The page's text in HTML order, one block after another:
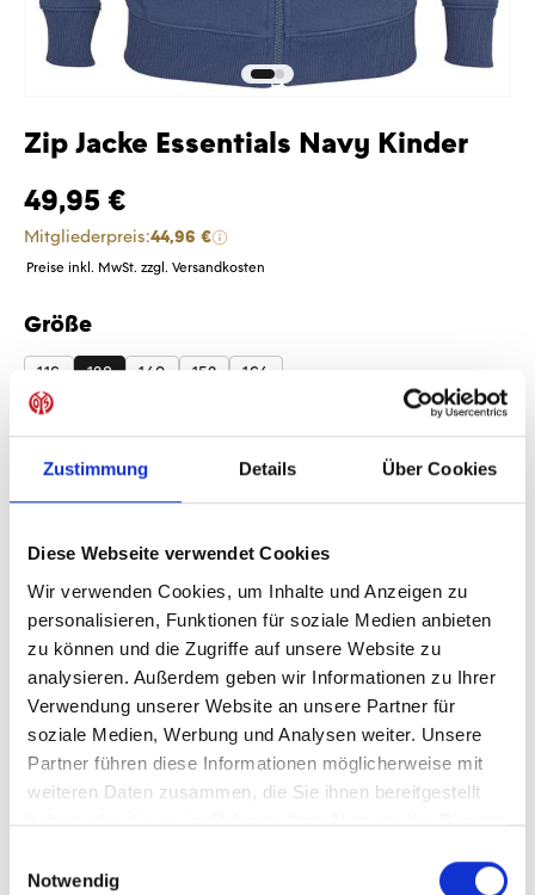
Zustimmung Details Über Cookies
Diese Webseite verwendet Cookies
Wir verwenden Cookies, um Inhalte und Anzeigen zu
personalisieren, Funktionen für soziale Medien anbieten
zu können und die Zugriffe auf unsere Website zu
analysieren. Außerdem geben wir Informationen zu Ihrer
Verwendung unserer Website an unsere Partner für
soziale Medien, Werbung und Analysen weiter. Unsere
Partner führen diese Informationen möglicherweise mit
weiteren Daten zusammen, die Sie ihnen bereitgestellt
haben oder die sie im Rahmen Ihrer Nutzung der Dienste
Notwendig
Zip Jacke Essentials Navy Kinder
49,95 €
Mitgliederpreis:44,96 €
Preise inkl. MwSt. zzgl. Versandkosten
Größe
auswählen
116 128 140 152 164
Produkt Anzahl: Gib den gewünschten
Anzahl
Sofort verfügbar, Lieferzeit: 1-3 Tage
IN DEN WARENKORB
Produktdetails